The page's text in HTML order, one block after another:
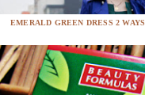
EMERALD GREEN DRESS 2 WAYS